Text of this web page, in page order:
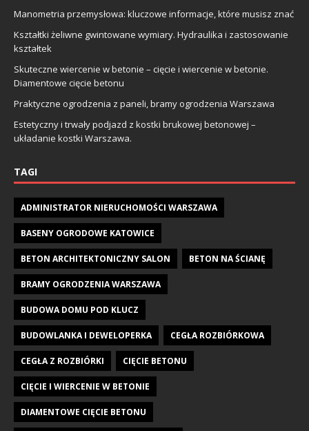
Manometria przemysłowa: kluczowe informacje, które musisz znać
Kształtki żeliwne gwintowane wymiary. Hydraulika i zastosowanie
kształtek
Skuteczne wiercenie w betonie – cięcie i wiercenie w betonie.
Diamentowe cięcie betonu
Praktyczne ogrodzenia z paneli, bramy ogrodzenia Warszawa
Estetyczny i trwały podjazd z kostki brukowej betonowej –
układanie kostki Warszawa.
TAGI
ADMINISTRATOR NIERUCHOMOŚCI WARSZAWA
BASENY OGRODOWE KATOWICE
BETON ARCHITEKTONICZNY SALON BETON NA ŚCIANĘ
BRAMY OGRODZENIA WARSZAWA
BUDOWA DOMU POD KLUCZ
BUDOWLANKA I DEWELOPERKA CEGŁA ROZBIÓRKOWA
CEGŁA Z ROZBIÓRKI CIĘCIE BETONU
CIĘCIE I WIERCENIE W BETONIE
DIAMENTOWE CIĘCIE BETONU